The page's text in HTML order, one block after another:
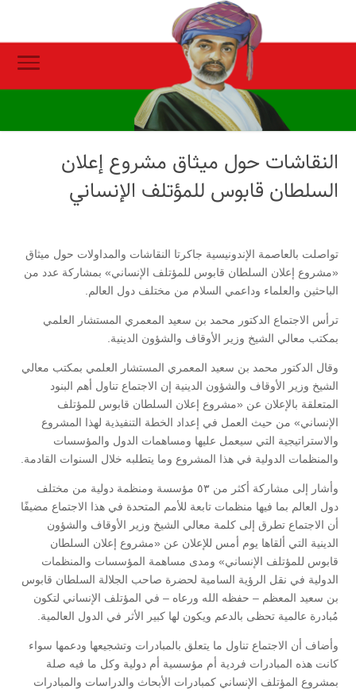
النقاشات حول ميثاق مشروع إعلان
السلطان قابوس للمؤتلف الإنساني
تواصلت بالعاصمة الإندونيسية جاكرتا النقاشات والمداولات حول ميثاق
«مشروع إعلان السلطان قابوس للمؤتلف الإنساني» بمشاركة عدد من
الباحثين والعلماء وداعمي السلام من مختلف دول العالم.
ترأس الاجتماع الدكتور محمد بن سعيد المعمري المستشار العلمي
بمكتب معالي الشيخ وزير الأوقاف والشؤون الدينية.
وقال الدكتور محمد بن سعيد المعمري المستشار العلمي بمكتب معالي
الشيخ وزير الأوقاف والشؤون الدينية إن الاجتماع تناول أهم البنود
المتعلقة بالإعلان عن «مشروع إعلان السلطان قابوس للمؤتلف
الإنساني» من حيث العمل في إعداد الخطة التنفيذية لهذا المشروع
والاستراتيجية التي سيعمل عليها ومساهمات الدول والمؤسسات
والمنظمات الدولية في هذا المشروع وما يتطلبه خلال السنوات القادمة.
وأشار إلى مشاركة أكثر من ٥٣ مؤسسة ومنظمة دولية من مختلف
دول العالم بما فيها منظمات تابعة للأمم المتحدة في هذا الاجتماع مضيفًا
أن الاجتماع تطرق إلى كلمة معالي الشيخ وزير الأوقاف والشؤون
الدينية التي ألقاها يوم أمس للإعلان عن «مشروع إعلان السلطان
قابوس للمؤتلف الإنساني» ومدى مساهمة المؤسسات والمنظمات
الدولية في نقل الرؤية السامية لحضرة صاحب الجلالة السلطان قابوس
بن سعيد المعظم – حفظه الله ورعاه – في المؤتلف الإنساني لتكون
مُبادرة عالمية تحظى بالدعم ويكون لها كبير الأثر في الدول العالمية.
وأضاف أن الاجتماع تناول ما يتعلق بالمبادرات وتشجيعها ودعمها سواء
كانت هذه المبادرات فردية أم مؤسسية أم دولية وكل ما فيه صلة
بمشروع المؤتلف الإنساني كمبادرات الأبحاث والدراسات والمبادرات